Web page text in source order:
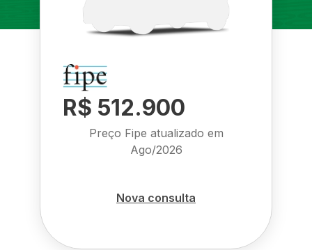
R$ 512.900
Preço Fipe atualizado em
Ago/2026
Nova consulta